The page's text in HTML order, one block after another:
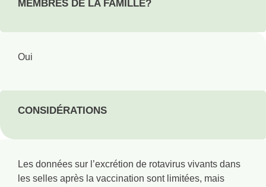
MEMBRES DE LA FAMILLE?
Oui
CONSIDÉRATIONS
Les données sur l’excrétion de rotavirus vivants dans
les selles après la vaccination sont limitées, mais